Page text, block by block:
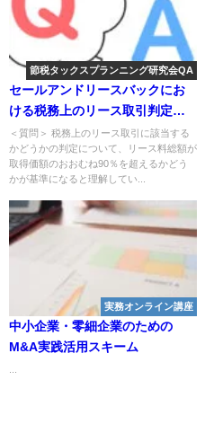
節税タックスプランニング研究会QA
セールアンドリースバックにお
ける税務上のリース取引判定と
90％基準の適用単位について
＜質問＞ 税務上のリース取引に該当する
かどうかの判定について、リース料総額が
取得価額のおおむね90％を超えるかどう
かが基準になると理解してい...
実務オンライン講座
中小企業・零細企業のための
M&A実践活用スキーム